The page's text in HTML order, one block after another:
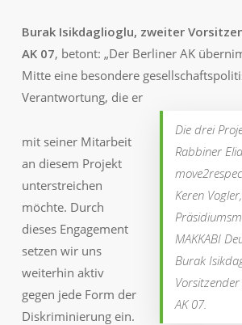
Burak Isikdaglioglu, zweiter
AK 07, betont: „Der Berliner AK
Mitte eine besondere
Verantwortung, die er
Die drei
Rabbiner
Keren Vogler,
MAKKABI
Burak
AK 07.
mit seiner Mitarbeit
an diesem Projekt
unterstreichen
möchte. Durch
dieses Engagement
setzen wir uns
weiterhin aktiv
gegen jede Form der
Diskriminierung ein.